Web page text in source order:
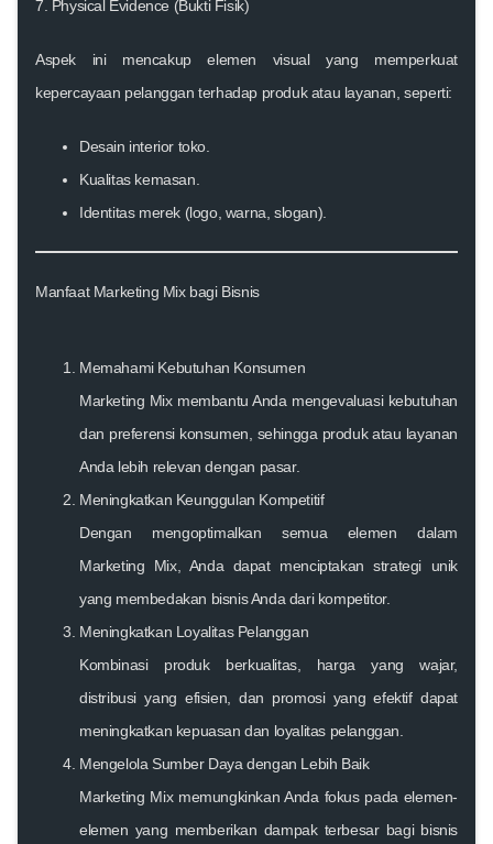
7. Physical Evidence (Bukti Fisik)
Aspek ini mencakup elemen visual yang memperkuat
kepercayaan pelanggan terhadap produk atau layanan, seperti:
Desain interior toko.
Kualitas kemasan.
Identitas merek (logo, warna, slogan).
Manfaat Marketing Mix bagi Bisnis
Memahami Kebutuhan Konsumen
Marketing Mix membantu Anda mengevaluasi kebutuhan
dan preferensi konsumen, sehingga produk atau layanan
Anda lebih relevan dengan pasar.
Meningkatkan Keunggulan Kompetitif
Dengan mengoptimalkan semua elemen dalam
Marketing Mix, Anda dapat menciptakan strategi unik
yang membedakan bisnis Anda dari kompetitor.
Meningkatkan Loyalitas Pelanggan
Kombinasi produk berkualitas, harga yang wajar,
distribusi yang efisien, dan promosi yang efektif dapat
meningkatkan kepuasan dan loyalitas pelanggan.
Mengelola Sumber Daya dengan Lebih Baik
Marketing Mix memungkinkan Anda fokus pada elemen-
elemen yang memberikan dampak terbesar bagi bisnis